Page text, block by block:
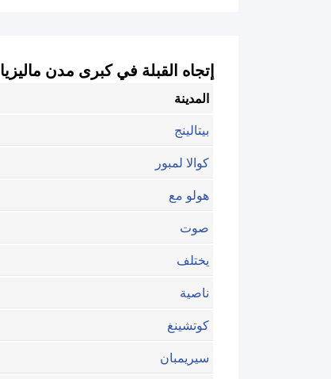
إتجاه القبلة في كبرى مدن ماليزيا
المدينة
بيتالينج
كوالا لمبور
هولو مع
صوت
يختلف
ناصية
كوتشينغ
سيريمبان